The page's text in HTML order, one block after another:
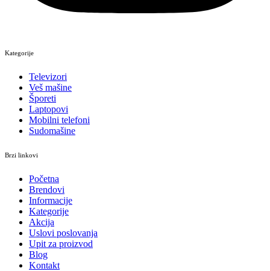
Kategorije
Televizori
Veš mašine
Šporeti
Laptopovi
Mobilni telefoni
Sudomašine
Brzi linkovi
Početna
Brendovi
Informacije
Kategorije
Akcija
Uslovi poslovanja
Upit za proizvod
Blog
Kontakt